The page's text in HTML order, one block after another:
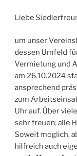
Liebe
um unser
dessen Umfeld
Vermietung und
am 26.10.2024
ansprechend
zum
Uhr auf. Über
sehr freuen; alle
Soweit möglich,
hilfreich auch